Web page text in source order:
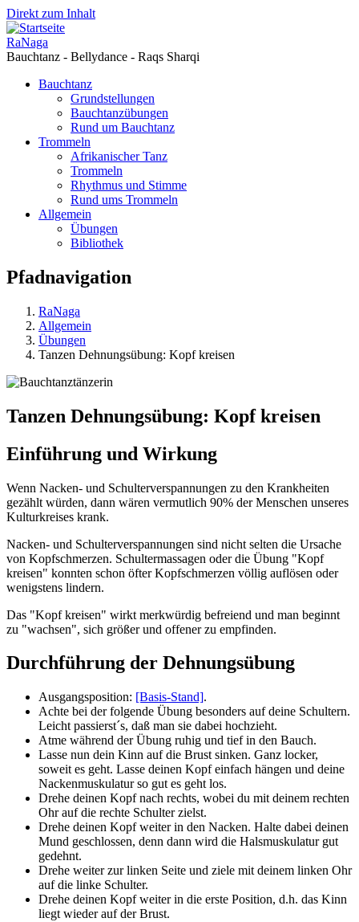
Direkt zum Inhalt
RaNaga
Bauchtanz - Bellydance - Raqs Sharqi
Bauchtanz
Grundstellungen
Bauchtanzübungen
Rund um Bauchtanz
Trommeln
Afrikanischer Tanz
Trommeln
Rhythmus und Stimme
Rund ums Trommeln
Allgemein
Übungen
Bibliothek
Pfadnavigation
RaNaga
Allgemein
Übungen
Tanzen Dehnungsübung: Kopf kreisen
Tanzen Dehnungsübung: Kopf kreisen
Einführung und Wirkung
Wenn Nacken- und Schulterverspannungen zu den Krankheiten
gezählt würden, dann wären vermutlich 90% der Menschen unseres
Kulturkreises krank.
Nacken- und Schulterverspannungen sind nicht selten die Ursache
von Kopfschmerzen. Schultermassagen oder die Übung "Kopf
kreisen" konnten schon öfter Kopfschmerzen völlig auflösen oder
wenigstens lindern.
Das "Kopf kreisen" wirkt merkwürdig befreiend und man beginnt
zu "wachsen", sich größer und offener zu empfinden.
Durchführung der Dehnungsübung
Ausgangsposition: [Basis-Stand].
Achte bei der folgende Übung besonders auf deine Schultern.
Leicht passierst´s, daß man sie dabei hochzieht.
Atme während der Übung ruhig und tief in den Bauch.
Lasse nun dein Kinn auf die Brust sinken. Ganz locker,
soweit es geht. Lasse deinen Kopf einfach hängen und deine
Nackenmuskulatur so gut es geht los.
Drehe deinen Kopf nach rechts, wobei du mit deinem rechten
Ohr auf die rechte Schulter zielst.
Drehe deinen Kopf weiter in den Nacken. Halte dabei deinen
Mund geschlossen, denn dann wird die Halsmuskulatur gut
gedehnt.
Drehe weiter zur linken Seite und ziele mit deinem linken Ohr
auf die linke Schulter.
Drehe deinen Kopf weiter in die erste Position, d.h. das Kinn
liegt wieder auf der Brust.